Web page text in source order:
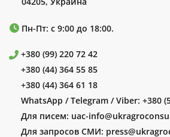
Пн-Пт: с 9:00 до 18:00.
+380 (99) 220 72 42
+380 (44) 364 55 85
+380 (44) 364 61 18
WhatsApp / Telegram / Viber: +380
Для писем: uac-
Для запросов СМИ: